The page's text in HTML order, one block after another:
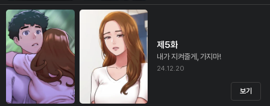
제5화
내가 지켜줄게, 가지마!
24.12.20
보기